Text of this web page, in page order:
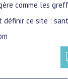
comme les
définir ce site :